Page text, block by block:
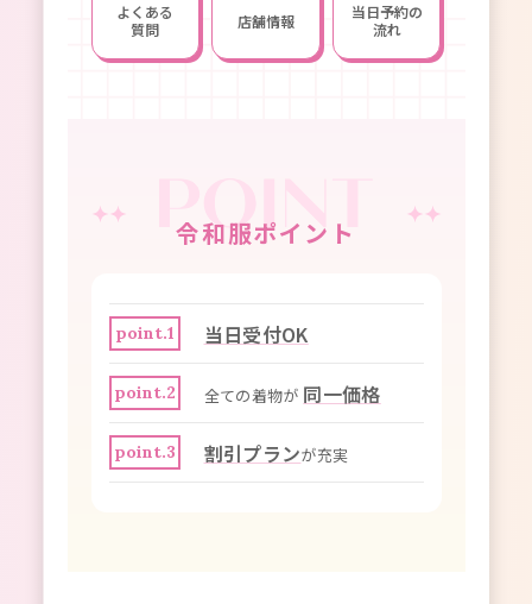
よくある
質問
店舗情報
当日予約の
流れ
令和服ポイント
point.1 当日受付OK
point.2 全ての着物が 同一価格
point.3 割引プランが充実